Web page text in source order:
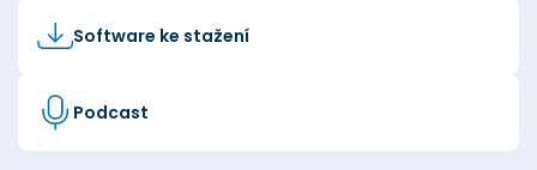
Software ke stažení
Podcast